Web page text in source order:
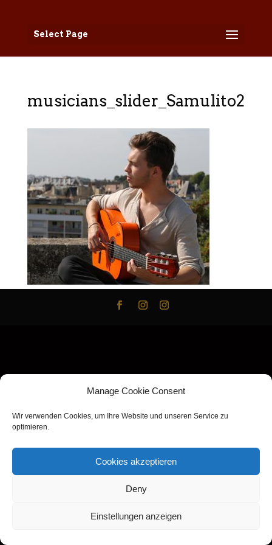
Manage Cookie Consent
Wir verwenden Cookies, um Ihre Website und unseren Service zu
optimieren.
Cookies akzeptieren
Deny
Einstellungen anzeigen
Select Page
musicians_slider_Samulito2